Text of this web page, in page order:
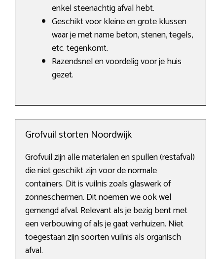
enkel steenachtig afval hebt.
Geschikt voor kleine en grote klussen
waar je met name beton, stenen, tegels,
etc. tegenkomt.
Razendsnel en voordelig voor je huis
gezet.
Grofvuil storten Noordwijk
Grofvuil zijn alle materialen en spullen (restafval)
die niet geschikt zijn voor de normale
containers. Dit is vuilnis zoals glaswerk of
zonneschermen. Dit noemen we ook wel
gemengd afval. Relevant als je bezig bent met
een verbouwing of als je gaat verhuizen. Niet
toegestaan zijn soorten vuilnis als organisch
afval.